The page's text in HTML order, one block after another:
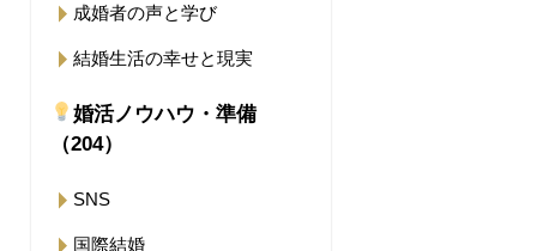
成婚者の声と学び
結婚生活の幸せと現実
婚活ノウハウ・準備
（204）
SNS
国際結婚